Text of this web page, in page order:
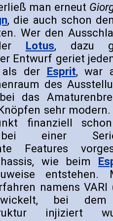
man erneut
, die auch schon
Wer den
Lotus, dazu
Entwurf geriet
der Esprit, war
des
das
sehr
finanziell
einer
Features
wie beim
namens
bei
injiziert